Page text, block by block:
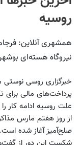
روسیه
همشهری آنلاین:
نیروگاه هسته‌ای
خبرگزاری روسی نوستی
پرداخت‌های مالی برای
علت روسیه ادامه کار
از روز هفتم مارس
صلح‌آمیز آغاز شده